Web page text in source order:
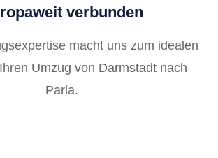
verbunden
macht uns zum idealen
Umzug von Darmstadt nach
Parla.